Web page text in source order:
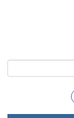
Search
Пребарување